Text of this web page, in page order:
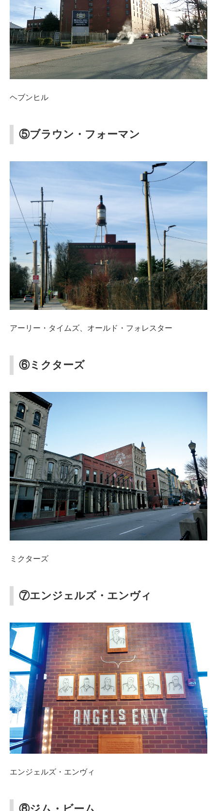
ヘブンヒル
⑤ブラウン・フォーマン
アーリー・タイムズ、オールド・フォレスター
⑥ミクターズ
ミクターズ
⑦エンジェルズ・エンヴィ
エンジェルズ・エンヴィ